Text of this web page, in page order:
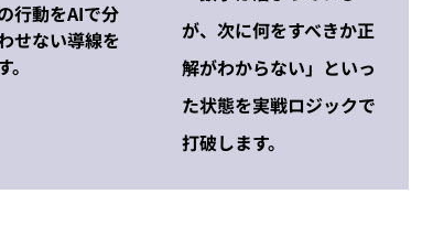
行動をAIで分
せない導線を
が、次に何をすべきか正
解がわからない」といっ
た状態を実戦ロジックで
打破します。